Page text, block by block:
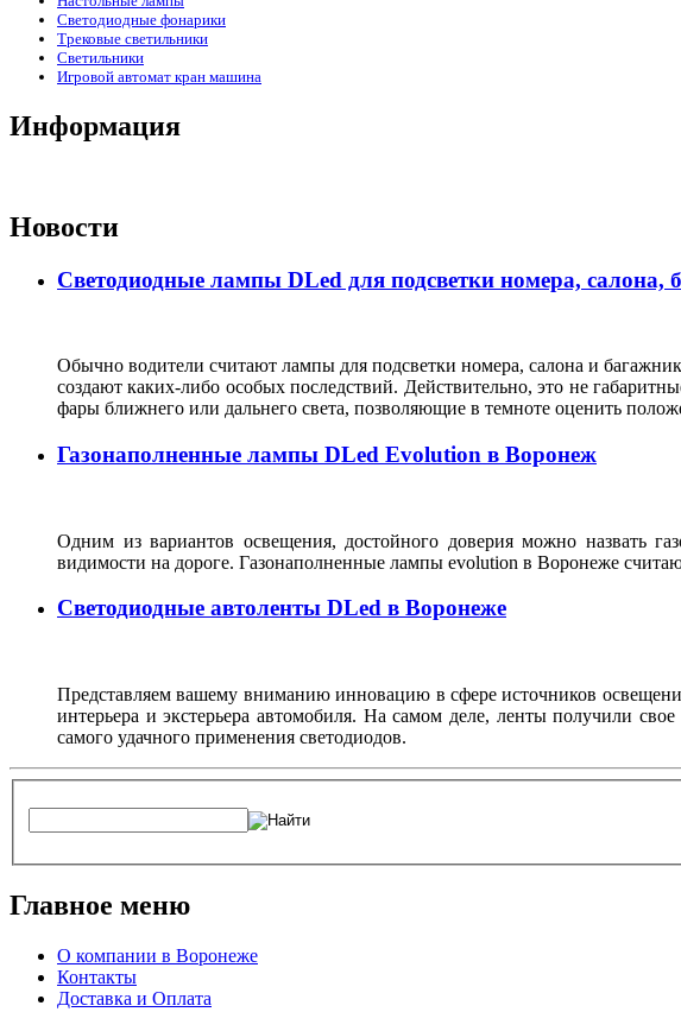
Светодиодные фонарики
Трековые светильники
Светильники
Игровой автомат кран машина
Информация
Новости
Светодиодные лампы DLed для подсветки номера, салона,
Обычно водители считают лампы для подсветки номера, салона и
создают каких-либо особых последствий. Действительно, это не
фары ближнего или дальнего света, позволяющие в темноте оценить
Газонаполненные лампы DLed Evolution в Воронеж
Одним из вариантов освещения, достойного доверия можно назвать
видимости на дороге. Газонаполненные лампы evolution в Воронеже
Светодиодные автоленты DLed в Воронеже
Представляем вашему вниманию инновацию в сфере источников
интерьера и экстерьера автомобиля. На самом деле, ленты получили
самого удачного применения светодиодов.
Главное меню
О компании в Воронеже
Контакты
Доставка и Оплата